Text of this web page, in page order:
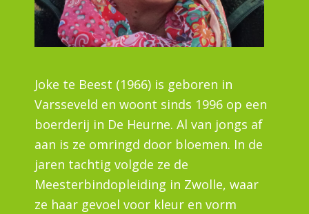
Joke te Beest (1966) is geboren in
Varsseveld en woont sinds 1996 op een
boerderij in De Heurne. Al van jongs af
aan is ze omringd door bloemen. In de
jaren tachtig volgde ze de
Meesterbindopleiding in Zwolle, waar
ze haar gevoel voor kleur en vorm